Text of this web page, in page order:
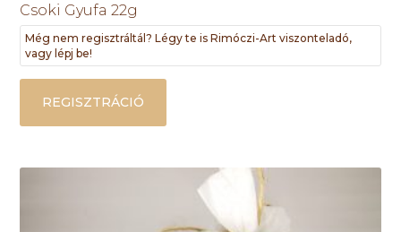
Csoki Gyufa 22g
Még nem regisztráltál? Légy te is Rimóczi-Art viszonteladó,
vagy lépj be!
REGISZTRÁCIÓ